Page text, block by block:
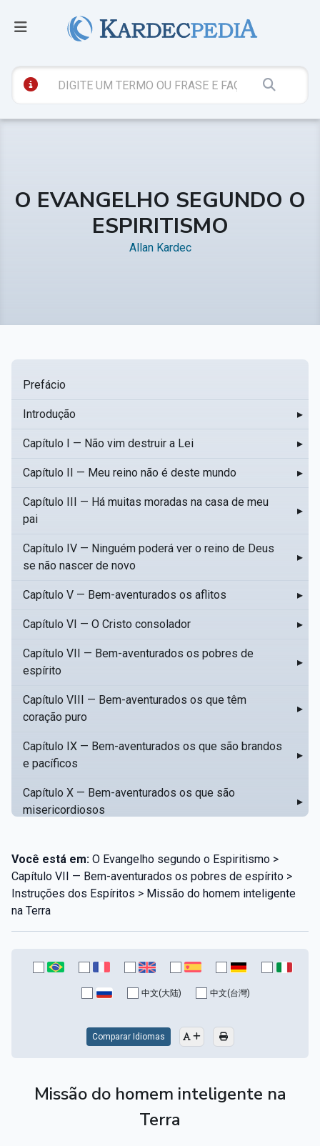
O EVANGELHO SEGUNDO O
ESPIRITISMO
Allan Kardec
Prefácio
Introdução ▸
Capítulo I — Não vim destruir a Lei ▸
Capítulo II — Meu reino não é deste mundo ▸
Capítulo III — Há muitas moradas na casa de meu
pai
▸
Capítulo IV — Ninguém poderá ver o reino de Deus
se não nascer de novo
▸
Capítulo V — Bem-aventurados os aflitos ▸
Capítulo VI — O Cristo consolador ▸
Capítulo VII — Bem-aventurados os pobres de
espírito
▸
Capítulo VIII — Bem-aventurados os que têm
coração puro
▸
Capítulo IX — Bem-aventurados os que são brandos
e pacíficos
▸
Capítulo X — Bem-aventurados os que são
misericordiosos
▸
Capítulo XII — Amai os vossos inimigos
Capítulo XIII — Não saiba a vossa mão esquerda o
que dê a vossa mão direita
Capítulo XV — Fora da caridade não há salvação
Capítulo XVI — Não se pode servir a Deus e a
Capítulo XVII — Sede perfeitos
escolhidos
Capítulo XIX — A fé transporta montanhas
Você está em: O Evangelho segundo o Espiritismo >
Capítulo VII — Bem-aventurados os pobres de espírito >
Instruções dos Espíritos > Missão do homem inteligente
na Terra
中文(大陆) 中文(台灣)
Comparar Idiomas
Missão do homem inteligente na
Terra